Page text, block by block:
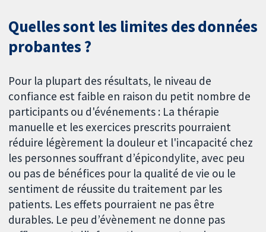
Quelles sont les limites des données
probantes ?
Pour la plupart des résultats, le niveau de
confiance est faible en raison du petit nombre de
participants ou d'événements : La thérapie
manuelle et les exercices prescrits pourraient
réduire légèrement la douleur et l'incapacité chez
les personnes souffrant d’épicondylite, avec peu
ou pas de bénéfices pour la qualité de vie ou le
sentiment de réussite du traitement par les
patients. Les effets pourraient ne pas être
durables. Le peu d’évènement ne donne pas